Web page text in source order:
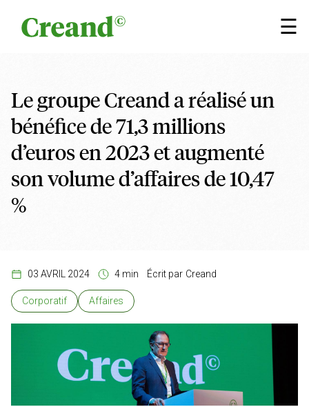
☰
×
Le groupe Creand a réalisé un
bénéfice de 71,3 millions
d’euros en 2023 et augmenté
son volume d’affaires de 10,47
%
03 AVRIL 2024 4 min Écrit par Creand
Corporatif Affaires